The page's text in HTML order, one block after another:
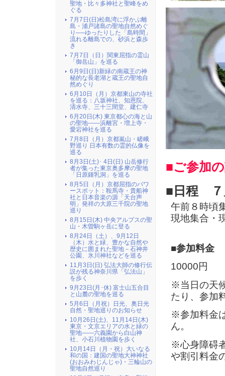
■ご参加
■日程 ７
午前８時頃
現地集合・
■参加料金
10000円
※当日の天
たり、参加
※参加料金
ん。
※心身障碍
や割引料金
聖地・比々多神社と聖峰をめ
ぐる
7月7日(日)松島湾に浮かぶ離
島・浦戸諸島の聖地自然めぐ
り──ゆったりした「島時間」
流れる離島での、砂浜と森歩
き
7月7日（日）関東屈指の霊山
「御岳山」を巡る
6月9日(日)新緑の南蔵王の神
秘的な長老湖と蔵王の聖地自
然めぐり
6月10日（月）京都東山の寺社
を巡る：八坂神社、知恩院、
清水寺、三十三間堂、建仁寺
6月20日(木) 東京都心の海と山
の聖地――浜離宮・増上寺・
愛宕神社を巡る
7月8日（月）京都嵐山・嵯峨
野巡り 日本有数の霊的仏像を
巡る
8月3日(土)･ 4日(日) 山岳修行
者が集った東京奥多摩の聖地
「日原鍾乳洞」を巡る
8月5日（月）京都屈指のパワ
ースポット：鞍馬寺・貴船神
社と日本音楽の源「天台声
明」発祥の大原三千院の聖地
巡り
8月15日(木) 中央アルプスの聖
山・木曽駒ヶ岳に登る
8月24日（土）、9月12日
（木）水と緑、豊かな自然や
歴史に囲まれた聖地－石神井
公園、氷川神社などを巡る
11月3日(日) 弘法大師の修行伝
説が残る神奈川県「弘法山」
を歩く
9月23日(月･休) 富士山五合目
と山麓の聖地を巡る
5月6日（月祝）日光、奥日光
自然・聖地巡りのお知らせ
10月26日(土)、11月14日(木)
東京・文京エリアの水と緑の
聖地――六義園から白山神
社、小石川植物園を歩く
10月14日（月・祝）大いなる
和の国：建国の聖地大神神社
(おおみわじんじゃ)・三輪山の
聖地自然巡り